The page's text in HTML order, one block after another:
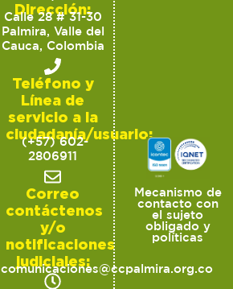
Dirección:
Calle 28 # 31-30
Palmira, Valle del
Cauca, Colombia
Teléfono y
Línea de
servicio a la
ciudadanía/usuario:
(+57) 602-
2806911
Correo
contáctenos
y/o
notificaciones
judiciales:
comunicaciones@ccpalmira.org.co
Mecanismo de
contacto con
el sujeto
obligado y
políticas